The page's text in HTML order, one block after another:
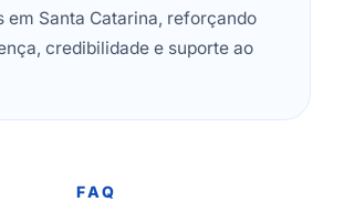
em Santa Catarina, reforçando
credibilidade e suporte ao
FAQ